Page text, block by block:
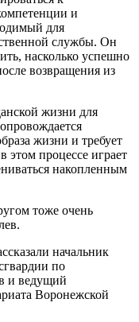
и
для
службы. Он
насколько успешно
возвращения из
жизни для
жизни и требует
процессе играет
накопленным
тоже очень
начальник
по
и ведущий
Воронежской